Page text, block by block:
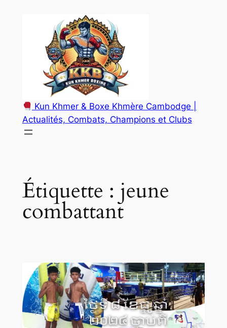
Kun Khmer & Boxe Khmère Cambodge |
Actualités, Combats, Champions et Clubs
Étiquette : jeune
combattant